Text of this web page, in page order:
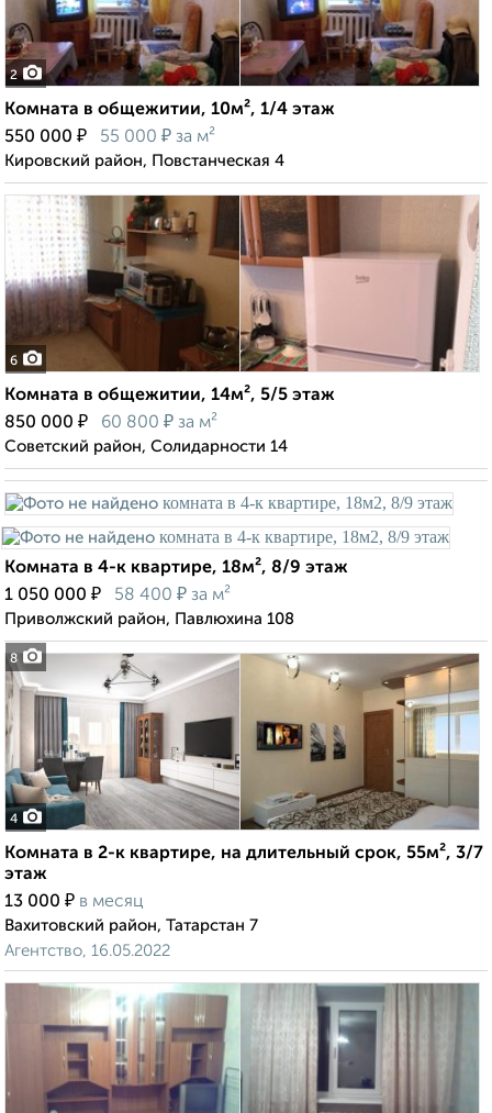
2
Комната в общежитии, 10м², 1/4 этаж
550 000 ₽ 55 000 ₽ за м²
Кировский район, Повстанческая 4
6
Комната в общежитии, 14м², 5/5 этаж
850 000 ₽ 60 800 ₽ за м²
Советский район, Солидарности 14
8
Комната в 4-к квартире, 18м², 8/9 этаж
1 050 000 ₽ 58 400 ₽ за м²
Приволжский район, Павлюхина 108
4
Комната в 2-к квартире, на длительный срок, 55м², 3/7
этаж
13 000 ₽ в месяц
Вахитовский район, Татарстан 7
Агентство, 16.05.2022